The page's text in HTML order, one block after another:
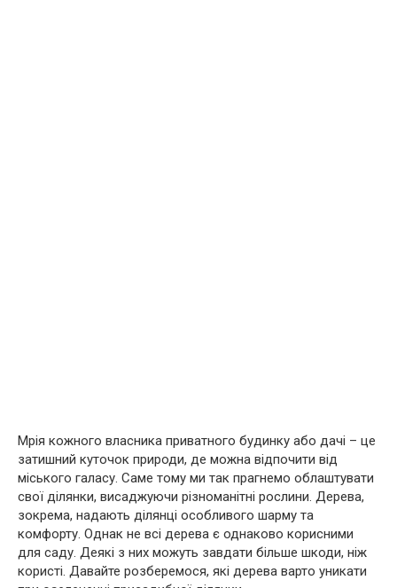
Мрія кожного власника приватного будинку або дачі – це
затишний куточок природи, де можна відпочити від
міського галасу. Саме тому ми так прагнемо облаштувати
свої ділянки, висаджуючи різноманітні рослини. Дерева,
зокрема, надають ділянці особливого шарму та
комфорту. Однак не всі дерева є однаково корисними
для саду. Деякі з них можуть завдати більше шкоди, ніж
користі. Давайте розберемося, які дерева варто уникати